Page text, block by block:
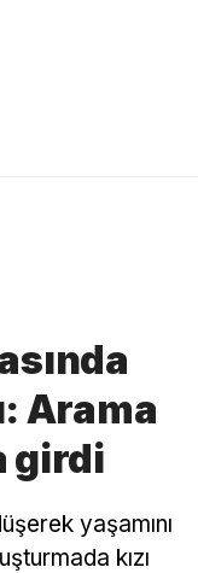
Arama
girdi
yaşamını
kızı